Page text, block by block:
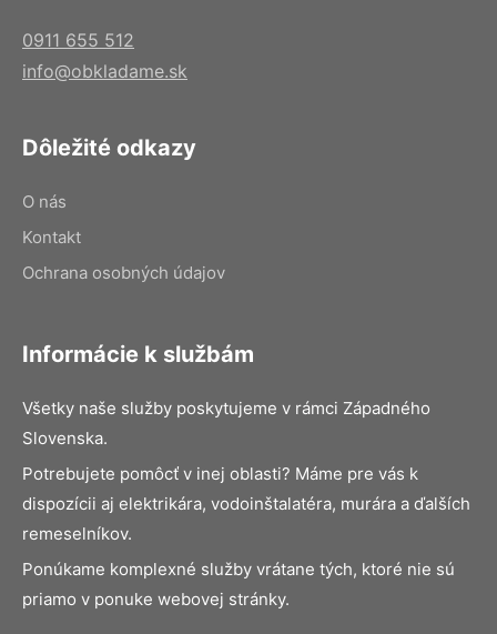
0911 655 512
info@obkladame.sk
Dôležité odkazy
O nás
Kontakt
Ochrana osobných údajov
Informácie k službám
Všetky naše služby poskytujeme v rámci Západného
Slovenska.
Potrebujete pomôcť v inej oblasti? Máme pre vás k
dispozícii aj elektrikára, vodoinštalatéra, murára a ďalších
remeselníkov.
Ponúkame komplexné služby vrátane tých, ktoré nie sú
priamo v ponuke webovej stránky.